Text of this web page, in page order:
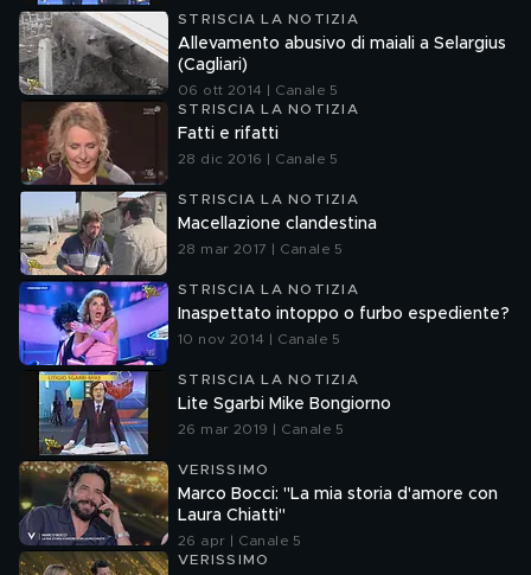
STRISCIA LA NOTIZIA
Allevamento abusivo di maiali a Selargius
(Cagliari)
06 ott 2014 | Canale 5
STRISCIA LA NOTIZIA
Fatti e rifatti
28 dic 2016 | Canale 5
STRISCIA LA NOTIZIA
Macellazione clandestina
28 mar 2017 | Canale 5
STRISCIA LA NOTIZIA
Inaspettato intoppo o furbo espediente?
10 nov 2014 | Canale 5
STRISCIA LA NOTIZIA
Lite Sgarbi Mike Bongiorno
26 mar 2019 | Canale 5
VERISSIMO
Marco Bocci: "La mia storia d'amore con
Laura Chiatti"
26 apr | Canale 5
VERISSIMO